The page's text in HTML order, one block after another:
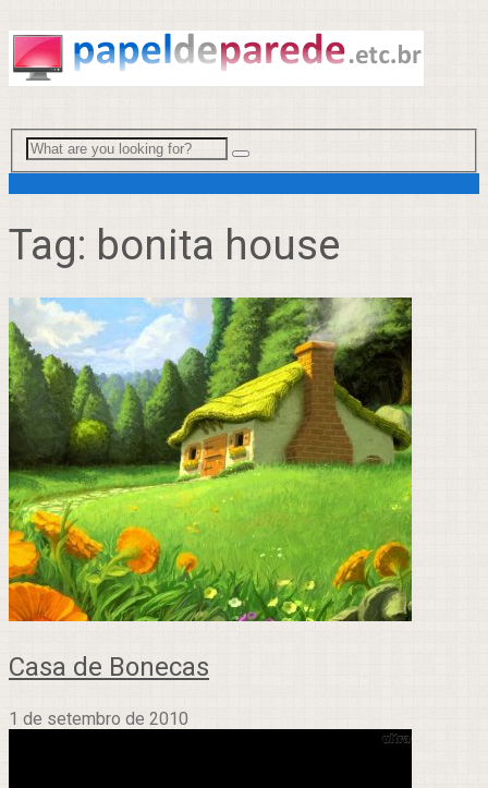
Tag: bonita house
Casa de Bonecas
1 de setembro de 2010